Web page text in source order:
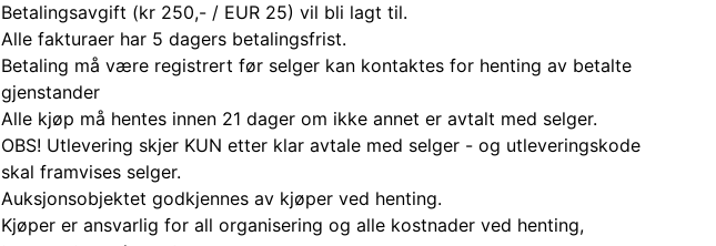
Betalingsavgift (kr 250,- / EUR 25) vil bli lagt til.
Alle fakturaer har 5 dagers betalingsfrist.
Betaling må være registrert før selger kan kontaktes for henting av betalte
gjenstander
Alle kjøp må hentes innen 21 dager om ikke annet er avtalt med selger.
OBS! Utlevering skjer KUN etter klar avtale med selger - og utleveringskode
skal framvises selger.
Auksjonsobjektet godkjennes av kjøper ved henting.
Kjøper er ansvarlig for all organisering og alle kostnader ved henting,